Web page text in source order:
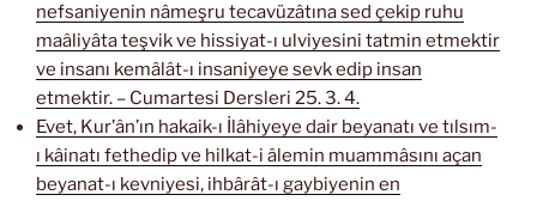
nefsaniyenin nâmeşru tecavüzâtına sed çekip ruhu
maâliyâta teşvik ve hissiyat-ı ulviyesini tatmin etmektir
ve insanı kemâlât-ı insaniyeye sevk edip insan
etmektir. – Cumartesi Dersleri 25. 3. 4.
Evet, Kur’ân’ın hakaik-ı İlâhiyeye dair beyanatı ve tılsım-
ı kâinatı fethedip ve hilkat-i âlemin muammâsını açan
beyanat-ı kevniyesi, ihbârât-ı gaybiyenin en